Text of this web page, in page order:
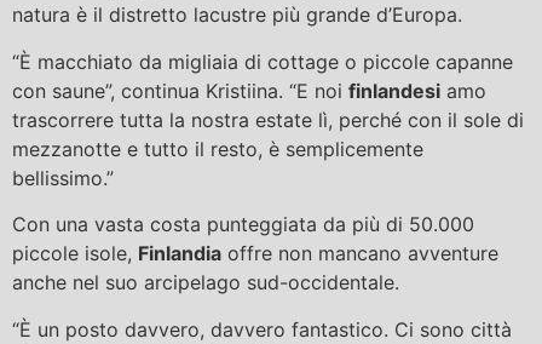
natura è il distretto lacustre più grande d’Europa.
“È macchiato da migliaia di cottage o piccole capanne
con saune”, continua Kristiina. “E noi finlandesi amo
trascorrere tutta la nostra estate lì, perché con il sole di
mezzanotte e tutto il resto, è semplicemente
bellissimo.”
Con una vasta costa punteggiata da più di 50.000
piccole isole, Finlandia offre non mancano avventure
anche nel suo arcipelago sud-occidentale.
“È un posto davvero, davvero fantastico. Ci sono città